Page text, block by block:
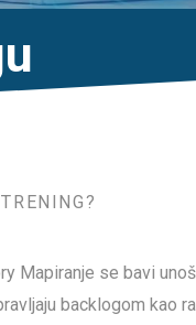
Mapiranje se bavi
backlogom kao